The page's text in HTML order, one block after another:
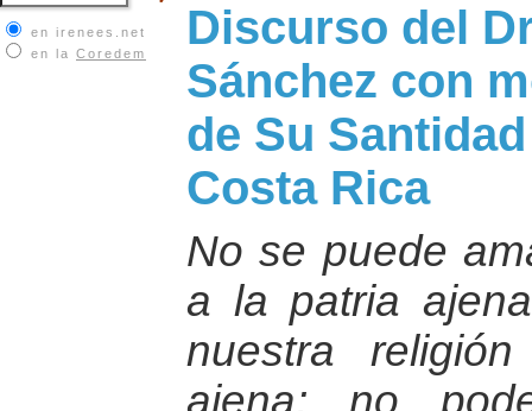
en irenees.net
en la Coredem
Discurso del
Sánchez con
de Su
Costa Rica
No se puede
a la patria
nuestra
ajena; no